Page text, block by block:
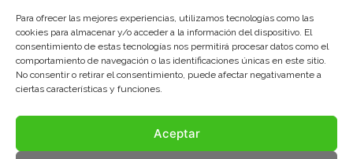
Para ofrecer las mejores experiencias, utilizamos tecnologías como las
cookies para almacenar y/o acceder a la información del dispositivo. El
consentimiento de estas tecnologías nos permitirá procesar datos como el
comportamiento de navegación o las identificaciones únicas en este sitio.
No consentir o retirar el consentimiento, puede afectar negativamente a
ciertas características y funciones.
Aceptar